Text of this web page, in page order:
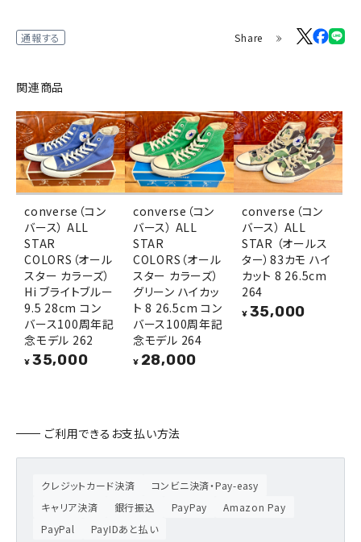
通報する Share
関連商品
converse（コン
バース） ALL
STAR
COLORS（オール
スター カラーズ）
Hi ブライトブルー
9.5 28cm コン
バース100周年記
念モデル 262
¥ 35,000
converse（コン
バース） ALL
STAR
COLORS（オール
スター カラーズ）
グリーン ハイカッ
ト 8 26.5cm コン
バース100周年記
念モデル 264
¥ 28,000
converse（コン
バース） ALL
STAR （オールス
ター）83カモ ハイ
カット 8 26.5cm
264
¥ 35,000
ご利用できるお支払い方法
クレジットカード決済
コンビニ決済・Pay-easy
キャリア決済
銀行振込 PayPay
Amazon Pay
PayPal
PayIDあと払い